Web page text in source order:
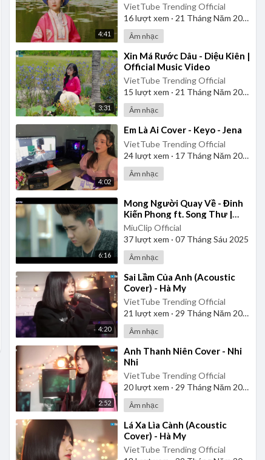
4:41
VietTube Trending Official
16lượt xem · 21 Tháng Năm 2026
Âm nhạc
3:31
⁣Xin Má Rước Dâu - Diệu Kiên |
Official Music Video
VietTube Trending Official
15 lượt xem · 21 Tháng Năm 2026
Âm nhạc
4:02
⁣Em Là Ai Cover - Keyo - Jena
VietTube Trending Official
24lượt xem · 17 Tháng Năm 2026
Âm nhạc
6:16
⁣Mong Người Quay Về - Đinh
Kiến Phong ft. Song Thư |
Official Music Video
MiuClip Official
37lượt xem · 07 Tháng Sáu 2025
Âm nhạc
4:20
⁣Sai Lầm Của Anh (Acoustic
Cover) - Hà My
VietTube Trending Official
21 lượt xem · 29 Tháng Năm 2026
Âm nhạc
2:52
⁣Anh Thanh Niên Cover - Nhi
Nhi
VietTube Trending Official
20lượt xem · 29 Tháng Năm 2026
Âm nhạc
⁣Lá Xa Lìa Cành (Acoustic
Cover) - Hà My
VietTube Trending Official